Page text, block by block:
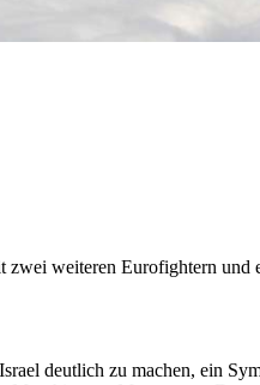
weiteren Eurofightern und
deutlich zu machen, ein